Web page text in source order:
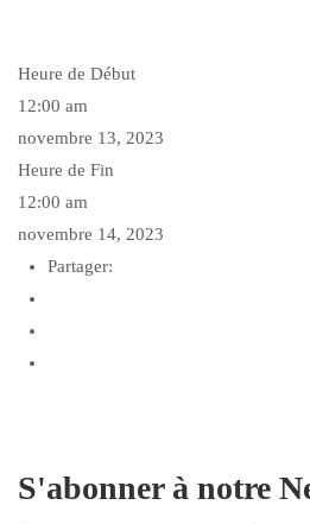
Heure de Début
12:00 am
novembre 13, 2023
Heure de Fin
12:00 am
novembre 14, 2023
Partager:
S'abonner à notre